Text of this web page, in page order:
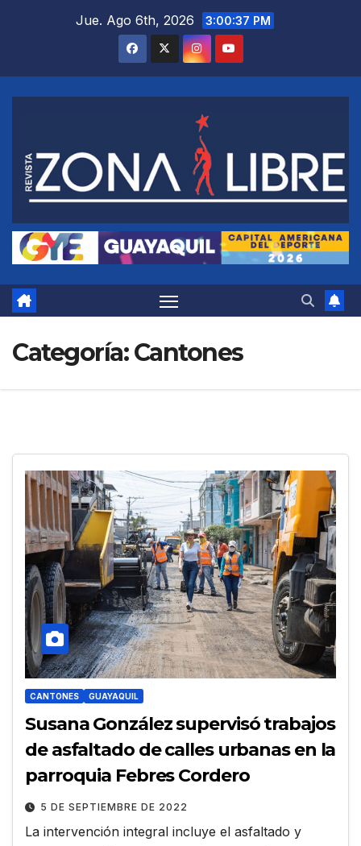
Jue. Ago 6th, 2026 3:00:39 PM
Categoría:Cantones
CANTONES GUAYAQUIL
Susana González supervisó trabajos
de asfaltado de calles urbanas en la
parroquia Febres Cordero
5 DE SEPTIEMBRE DE 2022
La intervención integral incluye el asfaltado y